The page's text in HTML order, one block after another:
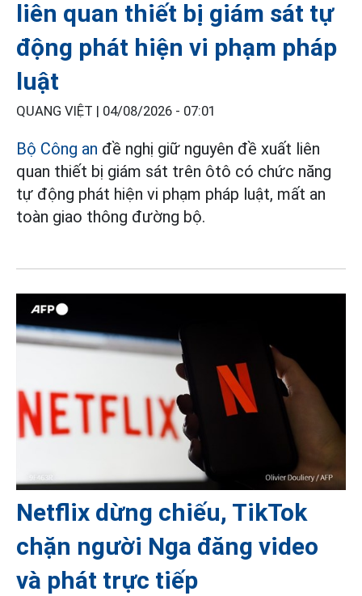
liên quan thiết bị giám sát tự
động phát hiện vi phạm pháp
luật
QUANG VIỆT | 04/08/2026 - 07:01
Bộ Công an đề nghị giữ nguyên đề xuất liên
quan thiết bị giám sát trên ôtô có chức năng
tự động phát hiện vi phạm pháp luật, mất an
toàn giao thông đường bộ.
Netflix dừng chiếu, TikTok
chặn người Nga đăng video
và phát trực tiếp